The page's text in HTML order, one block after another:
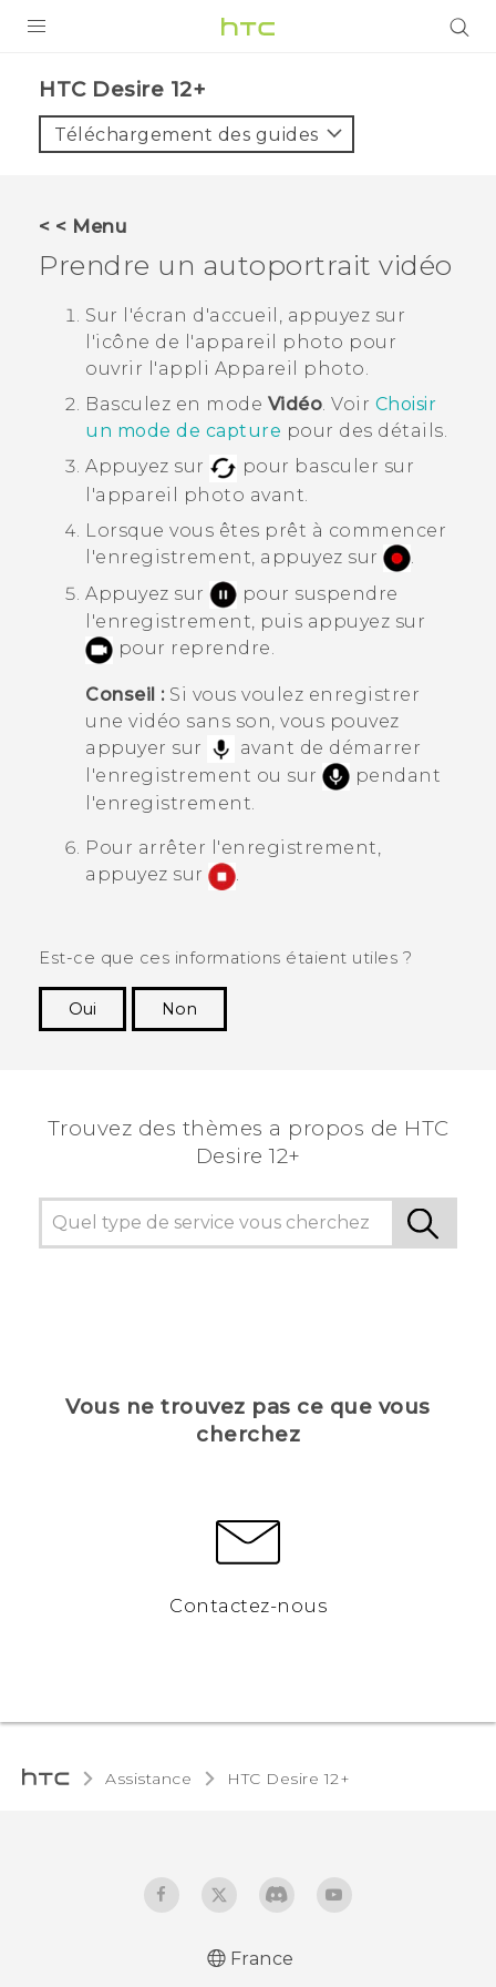
VIVE
ASSISTANCE
Appareils HTC & Accessoires
Connexion
HTC Desire 12+‎
Téléchargement des guides
< < Menu
Prendre un autoportrait vidéo
Sur l'écran d'accueil, appuyez sur
l'icône de l'appareil photo pour
ouvrir l'appli Appareil photo.
Basculez en mode Vidéo. Voir Choisir
un mode de capture pour des détails.
Appuyez sur
pour basculer sur
l'appareil photo avant.
Lorsque vous êtes prêt à commencer
l'enregistrement, appuyez sur
Appuyez sur
pour suspendre
l'enregistrement, puis appuyez sur
pour reprendre.
Conseil :Si vous voulez enregistrer
une vidéo sans son, vous pouvez
appuyer sur
avant de démarrer
l'enregistrement ou sur
pendant
l'enregistrement.
Pour arrêter l'enregistrement,
appuyez sur
.
Est-ce que ces informations étaient utiles ?
Oui
Non
Trouvez des thèmes a propos de HTC
Desire 12+
Vous ne trouvez pas ce que vous
cherchez
Contactez-nous
Assistance HTC Desire 12+‎
France